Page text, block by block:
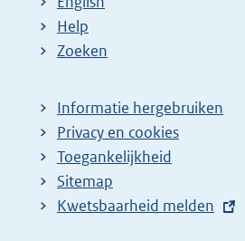
Help
Zoeken
Informatie hergebruiken
Privacy en cookies
Toegankelijkheid
Sitemap
E
Kwetsbaarheid melden